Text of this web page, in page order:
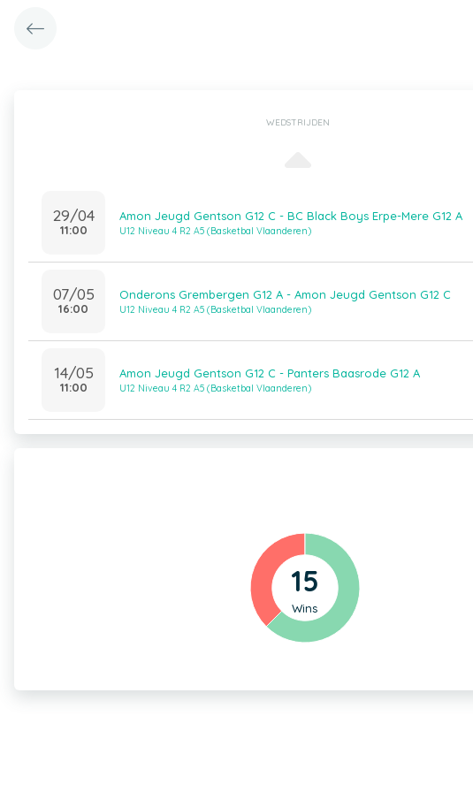
WEDSTRIJDEN
29/04
11:00
Amon Jeugd Gentson G12 C - BC Black Boys Erpe-Mere G12 A
U12 Niveau 4 R2 A5 (Basketbal Vlaanderen)
07/05
16:00
Onderons Grembergen G12 A - Amon Jeugd Gentson G12 C
U12 Niveau 4 R2 A5 (Basketbal Vlaanderen)
14/05
11:00
Amon Jeugd Gentson G12 C - Panters Baasrode G12 A
U12 Niveau 4 R2 A5 (Basketbal Vlaanderen)
15
Wins